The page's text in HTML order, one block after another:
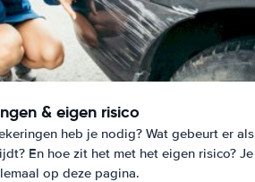
& eigen risico
heb je nodig? Wat gebeurt er als
En hoe zit het met het eigen risico? Je
op deze pagina.